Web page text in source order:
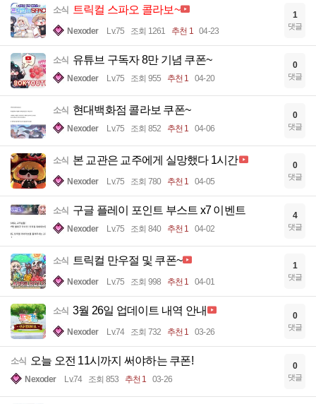
소식 트릭컬 스파오 콜라보~
Nexoder Lv.75 조회 1261 추천 1 04-23
1
댓글
소식 유튜브 구독자 8만 기념 쿠폰~
Nexoder Lv.75 조회 955 추천 1 04-20
0
댓글
소식 현대백화점 콜라보 쿠폰~
Nexoder Lv.75 조회 852 추천 1 04-06
0
댓글
소식 본 교관은 교주에게 실망했다 1시간
Nexoder Lv.75 조회 780 추천 1 04-05
0
댓글
소식 구글 플레이 포인트 부스트 x7 이벤트
Nexoder Lv.75 조회 840 추천 1 04-02
4
댓글
소식 트릭컬 만우절 및 쿠폰~
Nexoder Lv.75 조회 998 추천 1 04-01
1
댓글
소식 3월 26일 업데이트 내역 안내
Nexoder Lv.74 조회 732 추천 1 03-26
0
댓글
소식 오늘 오전 11시까지 써야하는 쿠폰!
Nexoder Lv.74 조회 853 추천 1 03-26
0
댓글